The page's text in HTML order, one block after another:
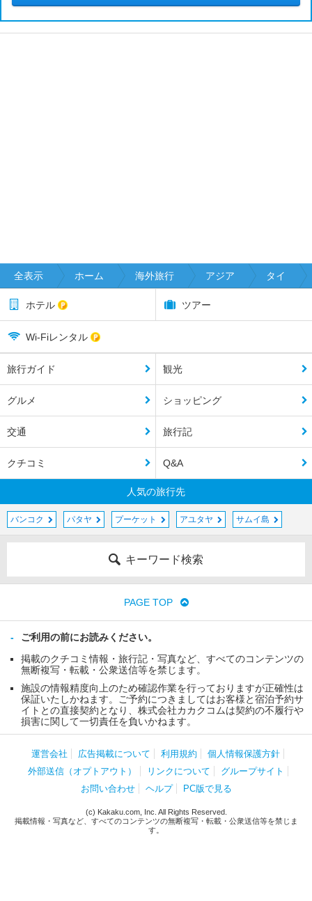
全表示 ホーム 海外旅行 アジア タイ
ホテル ツアー
Wi-Fiレンタル
旅行ガイド 観光
グルメ ショッピング
交通 旅行記
クチコミ Q&A
人気の旅行先
バンコク パタヤ プーケット アユタヤ サムイ島
キーワード検索
PAGE TOP
ご利用の前にお読みください。
掲載のクチコミ情報・旅行記・写真など、すべてのコンテンツの
無断複写・転載・公衆送信等を禁じます。
施設の情報精度向上のため確認作業を行っておりますが正確性は
保証いたしかねます。ご予約につきましてはお客様と宿泊予約サ
イトとの直接契約となり、株式会社カカクコムは契約の不履行や
損害に関して一切責任を負いかねます。
運営会社 広告掲載について 利用規約
個人情報保護方針
外部送信（オプトアウト）
リンクについて
グループサイト
お問い合わせ
ヘルプ PC版で見る
(c) Kakaku.com, Inc. All Rights Reserved.
掲載情報・写真など、すべてのコンテンツの無断複写・転載・公衆送信等を禁じま
す。